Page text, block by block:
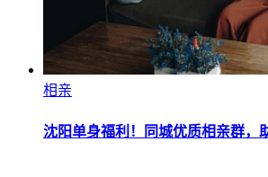
相亲
沈阳单身福利！同城优质相亲群，